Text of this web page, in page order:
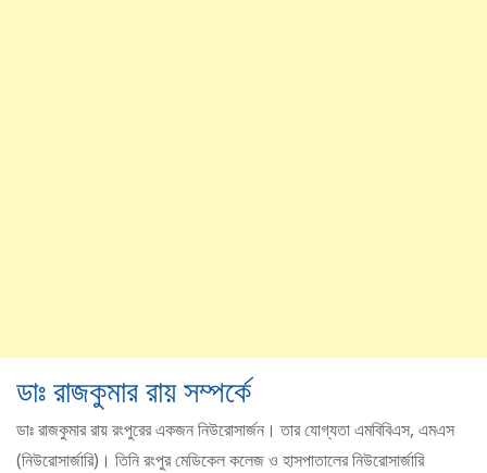
ডাঃ রাজকুমার রায় সম্পর্কে
ডাঃ রাজকুমার রায় রংপুরের একজন নিউরোসার্জন। তার যোগ্যতা এমবিবিএস, এমএস
(নিউরোসার্জারি)। তিনি রংপুর মেডিকেল কলেজ ও হাসপাতালের নিউরোসার্জারি